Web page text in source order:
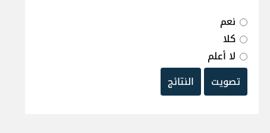
نعم
كلا
لا أعلم
تصويت
النتائج